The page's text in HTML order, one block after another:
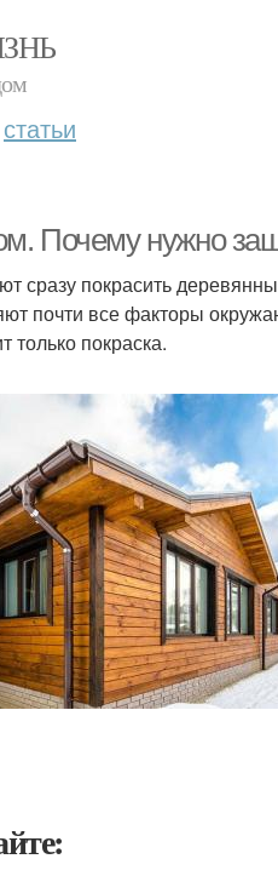
статьи
Почему нужно
сразу покрасить
почти все факторы
только покраска.